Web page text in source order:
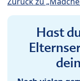
Hast